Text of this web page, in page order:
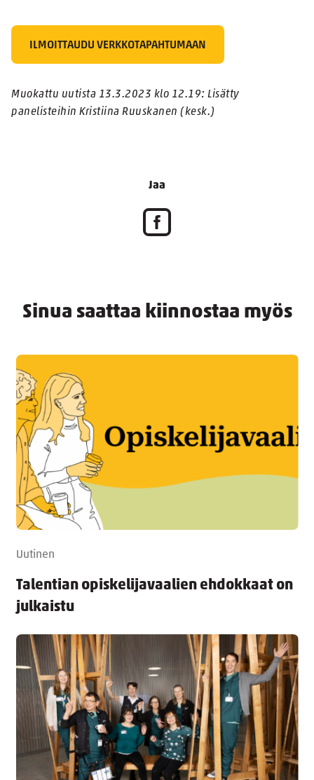
ILMOITTAUDU VERKKOTAPAHTUMAAN
Muokattu uutista 13.3.2023 klo 12.19: Lisätty
panelisteihin Kristiina Ruuskanen (kesk.)
Jaa
Sinua saattaa kiinnostaa myös
Uutinen
Talentian opiskelijavaalien ehdokkaat on
julkaistu